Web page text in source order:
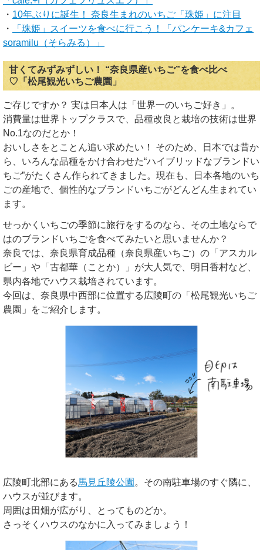
・ 10年ぶりに誕生！ 奈良生まれのいちご「珠姫」に注目
・
「珠姫」スイーツを食べに行こう！「パンケーキ&カフェ
soramilu（そらみる）」
甘くてみずみずしい！ “奈良県産いちご”を食べ比べ
♡「松尾観光いちご農園」
ご存じですか？ 実は日本人は「世界一のいちご好き」。
消費量は世界トップクラスで、品種改良と栽培の技術は世界
No.1なのだとか！
おいしさをとことん追い求めたい！ そのため、日本では昔か
ら、いろんな品種をかけ合わせた“ハイブリッドなブランドい
ちご”がたくさん作られてきました。現在も、日本各地のいち
ごの産地で、個性的なブランドいちごがどんどん生まれてい
ます。
せっかくいちごの季節に旅行をするのなら、その土地ならで
はのブランドいちごを食べてみたいと思いませんか？
奈良では、奈良県育成品種（奈良県産いちご）の「アスカル
ビー」や「古都華（ことか）」が大人気で、明日香村など、
県内各地でハウス栽培されています。
今回は、奈良県中西部に位置する広陵町の「松尾観光いちご
農園」をご紹介します。
広陵町北部にある馬見丘陵公園 。その南駐車場のすぐ隣に、
ハウスが並びます。
周囲は田畑が広がり、とってものどか。
さっそくハウスのなかに入ってみましょう！